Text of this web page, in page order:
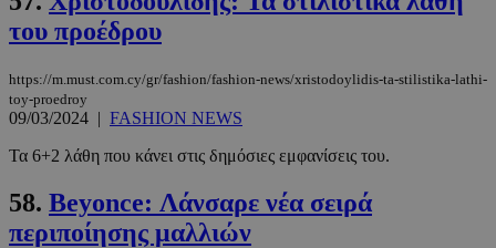
του προέδρου
https://m.must.com.cy/gr/fashion/fashion-news/xristodoylidis-ta-stilistika-lathi-
toy-proedroy
09/03/2024 | FASHION NEWS
Τα 6+2 λάθη που κάνει στις δημόσιες εμφανίσεις του.
58. Beyonce: Λάνσαρε νέα σειρά
περιποίησης μαλλιών